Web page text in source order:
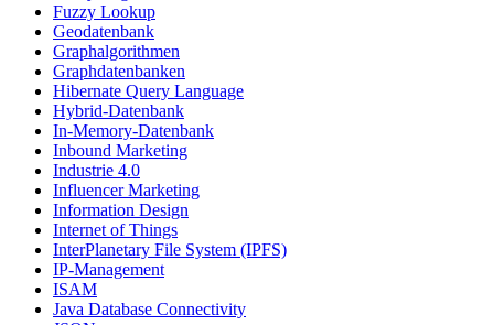
Fuzzy Lookup
Geodatenbank
Graphalgorithmen
Graphdatenbanken
Hibernate Query Language
Hybrid-Datenbank
In-Memory-Datenbank
Inbound Marketing
Industrie 4.0
Influencer Marketing
Information Design
Internet of Things
InterPlanetary File System (IPFS)
IP-Management
ISAM
Java Database Connectivity